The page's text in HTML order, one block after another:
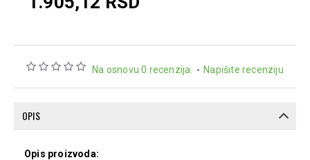
Na osnovu 0 recenzija. - Napišite recenziju
OPIS
Opis proizvoda: